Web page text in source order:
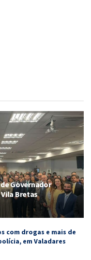
Governador
Bretas
com drogas e mais de
em Valadares